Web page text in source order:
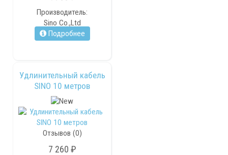
Производитель:
Sino Co.,Ltd
Подробнее
Удлинительный кабель
SINO 10 метров
Отзывов (0)
7 260 ₽